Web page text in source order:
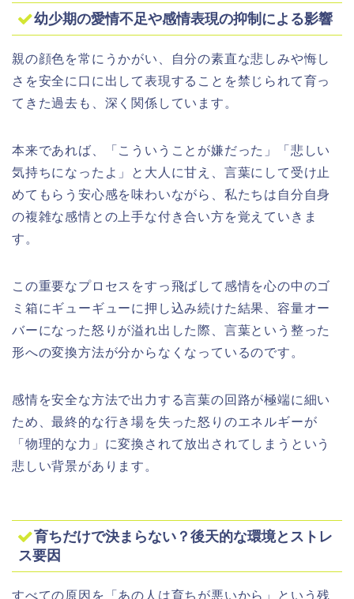
幼少期の愛情不足や感情表現の抑制による影響
親の顔色を常にうかがい、自分の素直な悲しみや悔し
さを安全に口に出して表現することを禁じられて育っ
てきた過去も、深く関係しています。
本来であれば、「こういうことが嫌だった」「悲しい
気持ちになったよ」と大人に甘え、言葉にして受け止
めてもらう安心感を味わいながら、私たちは自分自身
の複雑な感情との上手な付き合い方を覚えていきま
す。
この重要なプロセスをすっ飛ばして感情を心の中のゴ
ミ箱にギューギューに押し込み続けた結果、容量オー
バーになった怒りが溢れ出した際、言葉という整った
形への変換方法が分からなくなっているのです。
感情を安全な方法で出力する言葉の回路が極端に細い
ため、最終的な行き場を失った怒りのエネルギーが
「物理的な力」に変換されて放出されてしまうという
悲しい背景があります。
育ちだけで決まらない？後天的な環境とストレ
ス要因
すべての原因を「あの人は育ちが悪いから」という残